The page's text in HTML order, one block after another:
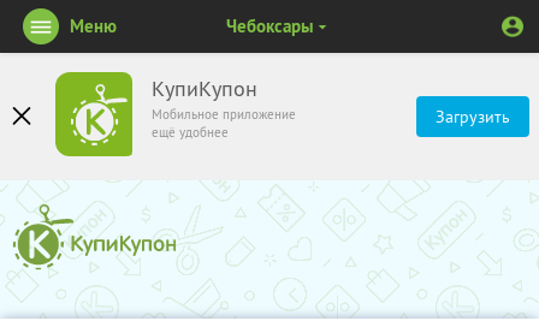
КупиКупон
Мобильное приложение
ещё удобнее
Загрузить
Меню Чебоксары